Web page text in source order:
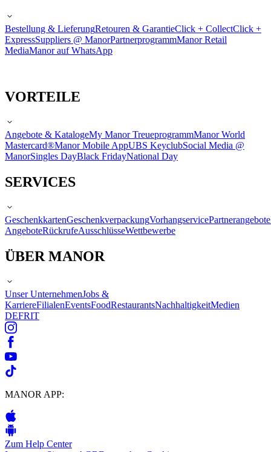
Bestellung & LieferungRetouren & GarantieClick + CollectClick +
ExpressSuppliers @ ManorPartnerprogrammManor Retail
MediaManor auf WhatsApp
VORTEILE
Angebote & KatalogeMy Manor TreueprogrammManor World
Mastercard®Manor Mobile AppUBS KeyclubSocial Media @
ManorSingles DayBlack FridayNational Day
SERVICES
GeschenkkartenGeschenkverpackungVorhangservicePartnerangebote
AngeboteRückrufeAusschlüsseWettbewerbe
ÜBER MANOR
Unser UnternehmenJobs &
KarriereFilialenEventsFoodRestaurantsNachhaltigkeitMedien
DEFRIT
MANOR APP:
Zum Help Center